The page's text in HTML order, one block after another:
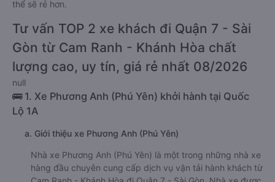
thể sẽ rẻ hơn.
Tư vấn TOP 2 xe khách đi Quận 7 - Sài
Gòn từ Cam Ranh - Khánh Hòa chất
lượng cao, uy tín, giá rẻ nhất 08/2026
null
🚌 1. Xe Phương Anh (Phú Yên) khởi hành tại Quốc
Lộ 1A
a. Giới thiệu xe Phương Anh (Phú Yên)
Nhà xe Phương Anh (Phú Yên) là một trong những nhà xe
hàng đầu chuyên cung cấp dịch vụ vận tải hành khách từ